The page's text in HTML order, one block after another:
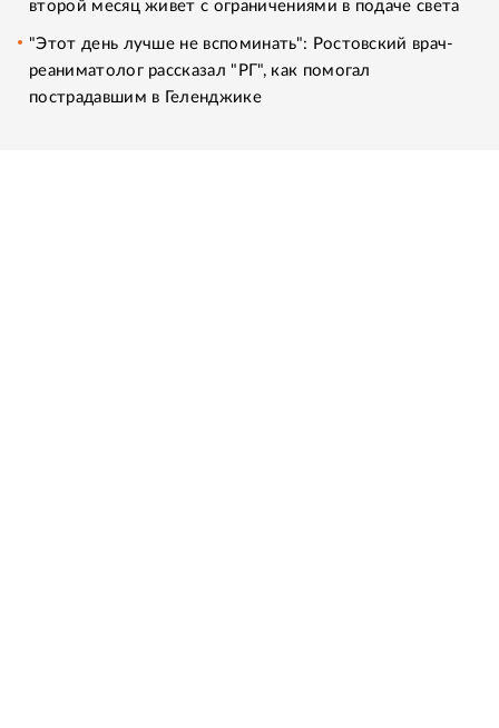
второй месяц живет с ограничениями в подаче света
"Этот день лучше не вспоминать": Ростовский врач-
реаниматолог рассказал "РГ", как помогал
пострадавшим в Геленджике